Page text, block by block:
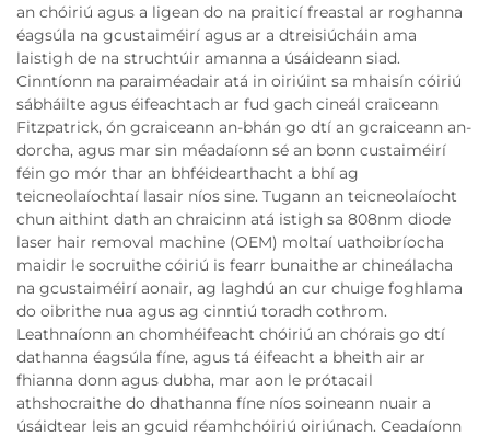
an chóiriú agus a ligean do na praiticí freastal ar roghanna
éagsúla na gcustaiméirí agus ar a dtreisiúcháin ama
laistigh de na struchtúir amanna a úsáideann siad.
Cinntíonn na paraiméadair atá in oiriúint sa mhaisín cóiriú
sábháilte agus éifeachtach ar fud gach cineál craiceann
Fitzpatrick, ón gcraiceann an-bhán go dtí an gcraiceann an-
dorcha, agus mar sin méadaíonn sé an bonn custaiméirí
féin go mór thar an bhféidearthacht a bhí ag
teicneolaíochtaí lasair níos sine. Tugann an teicneolaíocht
chun aithint dath an chraicinn atá istigh sa 808nm diode
laser hair removal machine (OEM) moltaí uathoibríocha
maidir le socruithe cóiriú is fearr bunaithe ar chineálacha
na gcustaiméirí aonair, ag laghdú an cur chuige foghlama
do oibrithe nua agus ag cinntiú toradh cothrom.
Leathnaíonn an chomhéifeacht chóiriú an chórais go dtí
dathanna éagsúla fíne, agus tá éifeacht a bheith air ar
fhianna donn agus dubha, mar aon le prótacail
athshocraithe do dhathanna fíne níos soineann nuair a
úsáidtear leis an gcuid réamhchóiriú oiriúnach. Ceadaíonn